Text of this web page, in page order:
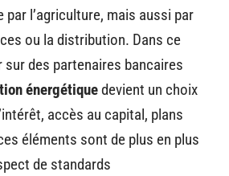
par l’agriculture, mais aussi par
ou la distribution. Dans ce
sur des partenaires bancaires
énergétiquedevient un choix
accès au capital, plans
éléments sont de plus en plus
de standards